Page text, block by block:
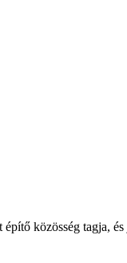
közösség tagja,